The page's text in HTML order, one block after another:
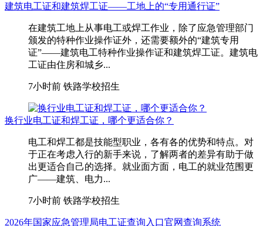
建筑电工证和建筑焊工证——工地上的“专用通行证”
在建筑工地上从事电工或焊工作业，除了应急管理部门
颁发的特种作业操作证外，还需要额外的“建筑专用
证”——建筑电工特种作业操作证和建筑焊工证。建筑电
工证由住房和城乡...
7小时前 铁路学校招生
换行业电工证和焊工证，哪个更适合你？
电工和焊工都是技能型职业，各有各的优势和特点。对
于正在考虑入行的新手来说，了解两者的差异有助于做
出更适合自己的选择。就业面方面，电工的就业范围更
广——建筑、电力...
7小时前 铁路学校招生
2026年国家应急管理局电工证查询入口官网查询系统